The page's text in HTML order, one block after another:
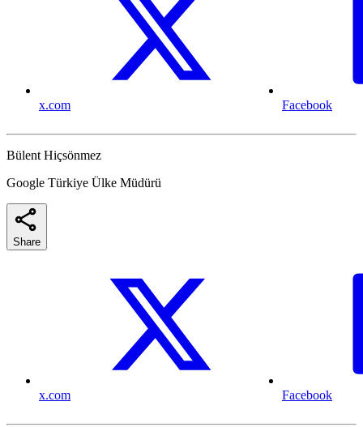
x.com Facebook
Bülent Hiçsönmez
Google Türkiye Ülke Müdürü
Share
x.com Facebook